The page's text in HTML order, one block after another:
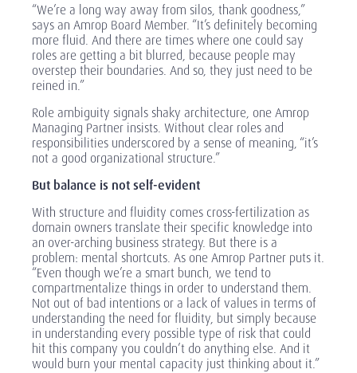
“We’re a long way away from silos, thank goodness,”
says an Amrop Board Member. “It’s definitely becoming
more fluid. And there are times where one could say
roles are getting a bit blurred, because people may
overstep their boundaries. And so, they just need to be
reined in.”
Role ambiguity signals shaky architecture, one Amrop
Managing Partner insists. Without clear roles and
responsibilities underscored by a sense of meaning, “it’s
not a good organizational structure.”
But balance is not self-evident
With structure and fluidity comes cross-fertilization as
domain owners translate their specific knowledge into
an over-arching business strategy. But there is a
problem: mental shortcuts. As one Amrop Partner puts it.
“Even though we’re a smart bunch, we tend to
compartmentalize things in order to understand them.
Not out of bad intentions or a lack of values in terms of
understanding the need for fluidity, but simply because
in understanding every possible type of risk that could
hit this company you couldn’t do anything else. And it
would burn your mental capacity just thinking about it.”